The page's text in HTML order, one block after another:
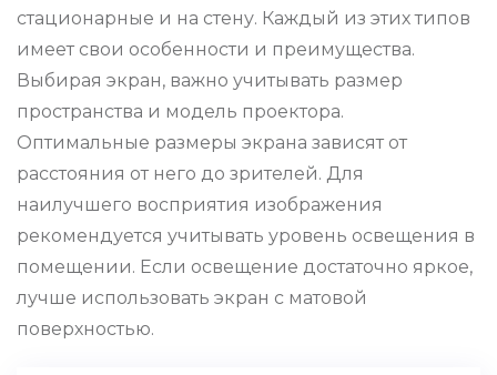
стационарные и на стену. Каждый из этих типов
имеет свои особенности и преимущества.
Выбирая экран, важно учитывать размер
пространства и модель проектора.
Оптимальные размеры экрана зависят от
расстояния от него до зрителей. Для
наилучшего восприятия изображения
рекомендуется учитывать уровень освещения в
помещении. Если освещение достаточно яркое,
лучше использовать экран с матовой
поверхностью.